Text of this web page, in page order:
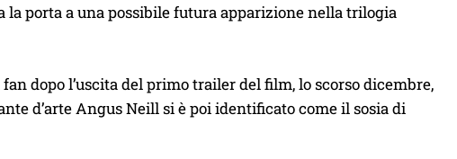
la porta a una possibile futura apparizione nella trilogia
dopo l’uscita del primo trailer del film, lo scorso dicembre,
d’arte Angus Neill si è poi identificato come il sosia di